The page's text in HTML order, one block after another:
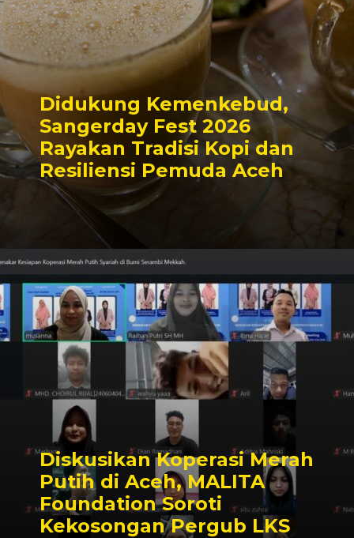
Didukung Kemenkebud,
Sangerday Fest 2026
Rayakan Tradisi Kopi dan
Resiliensi Pemuda Aceh
Diskusikan Koperasi Merah
Putih di Aceh, MALITA
Foundation Soroti
Kekosongan Pergub LKS